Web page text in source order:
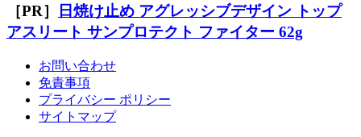
［PR］
日焼け止め アグレッシブデザイン トップ
アスリート サンプロテクト ファイター 62g
お問い合わせ
免責事項
プライバシー ポリシー
サイトマップ